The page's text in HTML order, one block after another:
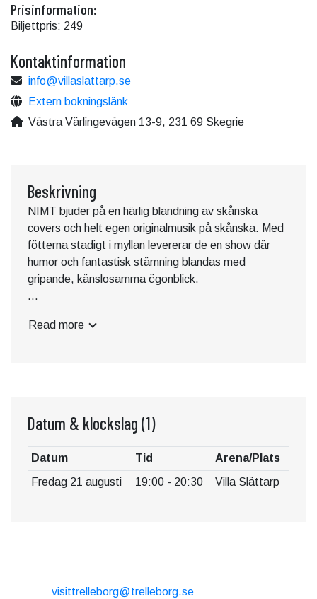
Prisinformation:
Biljettpris: 249
Kontaktinformation
info@villaslattarp.se
Extern bokningslänk
Västra Värlingevägen 13-9, 231 69 Skegrie
Beskrivning
NIMT bjuder på en härlig blandning av skånska
covers och helt egen originalmusik på skånska. Med
fötterna stadigt i myllan levererar de en show där
humor och fantastisk stämning blandas med
gripande, känslosamma ögonblick.
och Viktor Rosberg vid pianot. Utöver Lukas &
Det här blir en varm, personlig och djupt
underhållande sommarkväll under bar himmel.
Platserna är begränsade – se till att säkra din biljett i
god tid!
Insläpp: 17.30
Read more
Datum & klockslag (1)
Datum Tid
Arena/Plats
Fredag 21 augusti
19:00 - 20:30 Villa Slättarp
visittrelleborg@trelleborg.se